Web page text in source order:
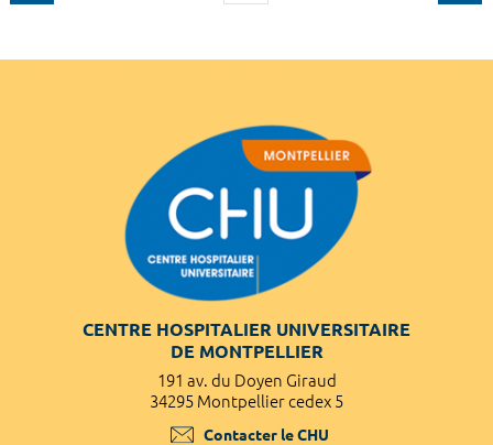
CENTRE HOSPITALIER UNIVERSITAIRE
DE MONTPELLIER
191 av. du Doyen Giraud
34295 Montpellier cedex 5
Contacter le CHU